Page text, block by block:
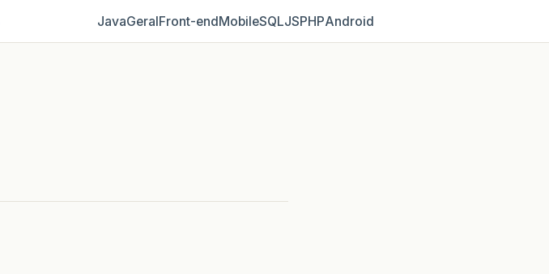
JavaGeralFront‑endMobileSQLJSPHPAndroid